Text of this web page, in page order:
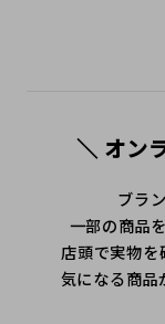
＼ オン
ブラ
一部の商品
店頭で実物を
気になる商品